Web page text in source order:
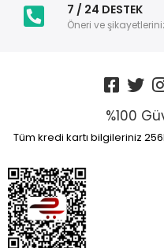
7 / 24 DESTEK
Öneri ve
%100
Tüm kredi kartı bilgileriniz